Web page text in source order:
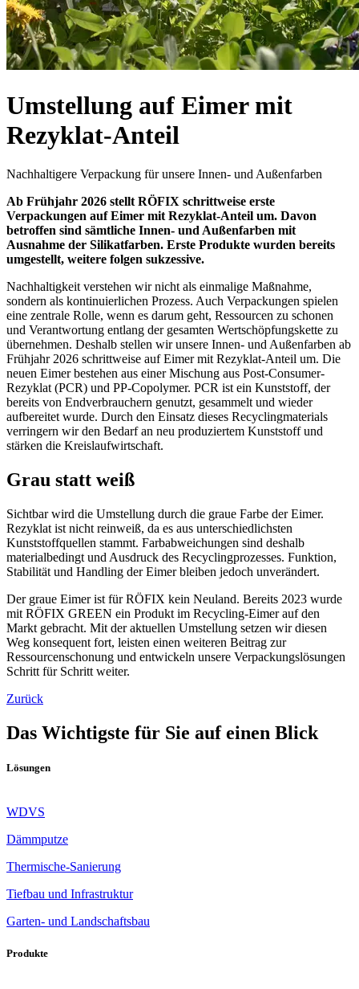
Umstellung auf Eimer mit
Rezyklat-Anteil
Nachhaltigere Verpackung für unsere Innen- und Außenfarben
Ab Frühjahr 2026 stellt RÖFIX schrittweise erste
Verpackungen auf Eimer mit Rezyklat-Anteil um. Davon
betroffen sind sämtliche Innen- und Außenfarben mit
Ausnahme der Silikatfarben. Erste Produkte wurden bereits
umgestellt, weitere folgen sukzessive.
Nachhaltigkeit verstehen wir nicht als einmalige Maßnahme,
sondern als kontinuierlichen Prozess. Auch Verpackungen spielen
eine zentrale Rolle, wenn es darum geht, Ressourcen zu schonen
und Verantwortung entlang der gesamten Wertschöpfungskette zu
übernehmen. Deshalb stellen wir unsere Innen- und Außenfarben ab
Frühjahr 2026 schrittweise auf Eimer mit Rezyklat-Anteil um. Die
neuen Eimer bestehen aus einer Mischung aus Post-Consumer-
Rezyklat (PCR) und PP-Copolymer. PCR ist ein Kunststoff, der
bereits von Endverbrauchern genutzt, gesammelt und wieder
aufbereitet wurde. Durch den Einsatz dieses Recyclingmaterials
verringern wir den Bedarf an neu produziertem Kunststoff und
stärken die Kreislaufwirtschaft.
Grau statt weiß
Sichtbar wird die Umstellung durch die graue Farbe der Eimer.
Rezyklat ist nicht reinweiß, da es aus unterschiedlichsten
Kunststoffquellen stammt. Farbabweichungen sind deshalb
materialbedingt und Ausdruck des Recyclingprozesses. Funktion,
Stabilität und Handling der Eimer bleiben jedoch unverändert.
Der graue Eimer ist für RÖFIX kein Neuland. Bereits 2023 wurde
mit RÖFIX GREEN ein Produkt im Recycling-Eimer auf den
Markt gebracht. Mit der aktuellen Umstellung setzen wir diesen
Weg konsequent fort, leisten einen weiteren Beitrag zur
Ressourcenschonung und entwickeln unsere Verpackungslösungen
Schritt für Schritt weiter.
Zurück
Das Wichtigste für Sie auf einen Blick
Lösungen
WDVS
Dämmputze
Thermische-Sanierung
Tiefbau und Infrastruktur
Garten- und Landschaftsbau
Produkte